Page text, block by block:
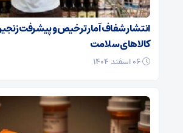
انتشار شفاف آمار ترخیص و پیشرفت
کالاهای سلامت